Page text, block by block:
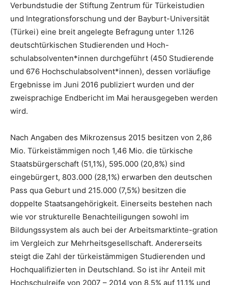
Verbundstudie der Stiftung Zentrum für Türkeistudien
und Integrationsforschung und der Bayburt-Universität
(Türkei) eine breit angelegte Befragung unter 1.126
deutschtürkischen Studierenden und Hoch-
schulabsolventen*innen durchgeführt (450 Studierende
und 676 Hochschulabsolvent*innen), dessen vorläufige
Ergebnisse im Juni 2016 publiziert wurden und der
zweisprachige Endbericht im Mai herausgegeben werden
wird.
Nach Angaben des Mikrozensus 2015 besitzen von 2,86
Mio. Türkeistämmigen noch 1,46 Mio. die türkische
Staatsbürgerschaft (51,1%), 595.000 (20,8%) sind
eingebürgert, 803.000 (28,1%) erwarben den deutschen
Pass qua Geburt und 215.000 (7,5%) besitzen die
doppelte Staatsangehörigkeit. Einerseits bestehen nach
wie vor strukturelle Benachteiligungen sowohl im
Bildungssystem als auch bei der Arbeitsmarktinte-gration
im Vergleich zur Mehrheitsgesellschaft. Andererseits
steigt die Zahl der türkeistämmigen Studierenden und
Hochqualifizierten in Deutschland. So ist ihr Anteil mit
Hochschulreife von 2007 – 2014 von 8,5% auf 11,1% und